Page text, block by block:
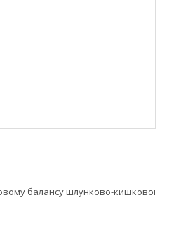
балансу шлунково-кишкової